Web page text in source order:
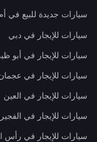
سيارات جديدة للبيع في
سيارات للإيجار في دبي
سيارات للإيجار في أبو
سيارات للإيجار في
سيارات للإيجار في العين
سيارات للإيجار في
سيارات للإيجار في رأس